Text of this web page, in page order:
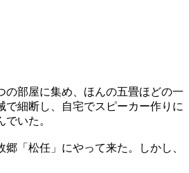
の部屋に集め、ほんの五畳ほどの一
細断し、自宅でスピーカー作りに
いた。
「松任」にやって来た。しかし、